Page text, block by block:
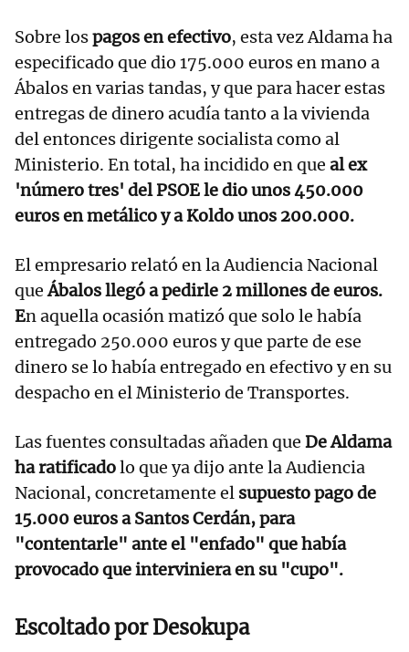
Sobre lospagos en efectivo, esta vez Aldama ha
especificado que dio 175.000 euros en mano a
Ábalos en varias tandas, y que para hacer estas
entregas de dinero acudía tanto a la vivienda
del entonces dirigente socialista como al
Ministerio. En total, ha incidido en que al ex
'número tres' del PSOE le dio unos 450.000
euros en metálico y a Koldo unos 200.000.
El empresario relató en la Audiencia Nacional
queÁbalos llegó a pedirle 2 millones de euros.
En aquella ocasión matizó que solo le había
entregado 250.000 euros y que parte de ese
dinero se lo había entregado en efectivo y en su
despacho en el Ministerio de Transportes.
Las fuentes consultadas añaden que De Aldama
ha ratificadolo que ya dijo ante la Audiencia
Nacional, concretamente el supuesto pago de
15.000 euros a Santos Cerdán, para
"contentarle" ante el "enfado" que había
provocado que interviniera en su "cupo".
Escoltado por Desokupa